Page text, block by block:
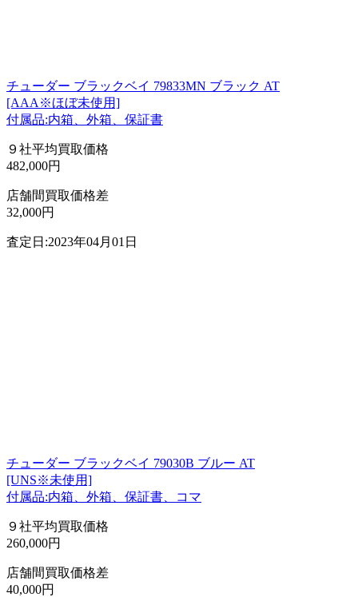
チューダー ブラックベイ 79833MN ブラック AT
[AAA※ほぼ未使用]
付属品:内箱、外箱、保証書
９社平均買取価格
482,000円
店舗間買取価格差
32,000円
査定日:2023年04月01日
チューダー ブラックベイ 79030B ブルー AT
[UNS※未使用]
付属品:内箱、外箱、保証書、コマ
９社平均買取価格
260,000円
店舗間買取価格差
40,000円